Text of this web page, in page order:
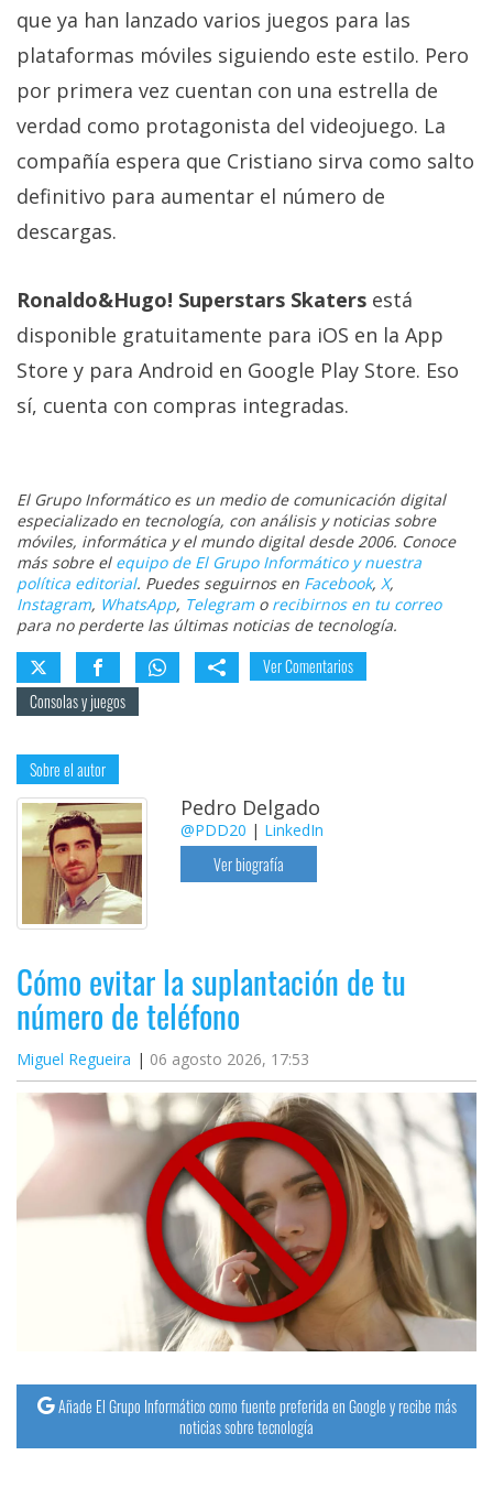
que ya han lanzado varios juegos para las
plataformas móviles siguiendo este estilo. Pero
por primera vez cuentan con una estrella de
verdad como protagonista del videojuego. La
compañía espera que Cristiano sirva como salto
definitivo para aumentar el número de
descargas.
Ronaldo&Hugo! Superstars Skaters está
disponible gratuitamente para iOS en la App
Store y para Android en Google Play Store. Eso
sí, cuenta con compras integradas.
El Grupo Informático es un medio de comunicación digital
especializado en tecnología, con análisis y noticias sobre
móviles, informática y el mundo digital desde 2006. Conoce
más sobre el equipo de El Grupo Informático y nuestra
política editorial. Puedes seguirnos en Facebook, X,
Instagram, WhatsApp, Telegramo recibirnos en tu correo
para no perderte las últimas noticias de tecnología.
Ver Comentarios
Consolas y juegos
Sobre el autor
Pedro Delgado
@PDD20 | LinkedIn
Ver biografía
Cómo evitar la suplantación de tu
número de teléfono
Miguel Regueira 06 agosto 2026, 17:53
Añade El Grupo Informático como fuente preferida en Google y recibe más
noticias sobre tecnología